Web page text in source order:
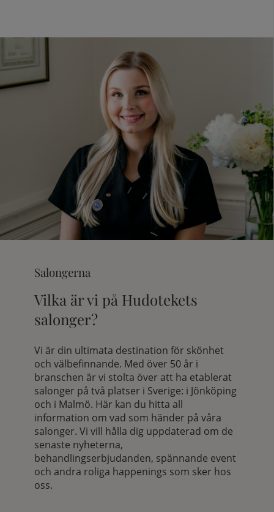
rengöring som är anpassad just för
mer om denna rengöringsteknik och
vilka produkter som du kan kika
närmare på om du vill testa
dubbelrengöring.
Salongerna
Vilka är vi på Hudotekets
salonger?
Vi är din ultimata destination för skönhet
och välbefinnande. Med över 50 år i
branschen är vi stolta över att ha etablerat
salonger på två platser i Sverige: i Jönköping
och i Malmö. Här kan du hitta all
information om vad som händer på våra
salonger. Vi vill hålla dig uppdaterad om de
senaste nyheterna,
behandlingserbjudanden, spännande event
och andra roliga happenings som sker hos
oss.